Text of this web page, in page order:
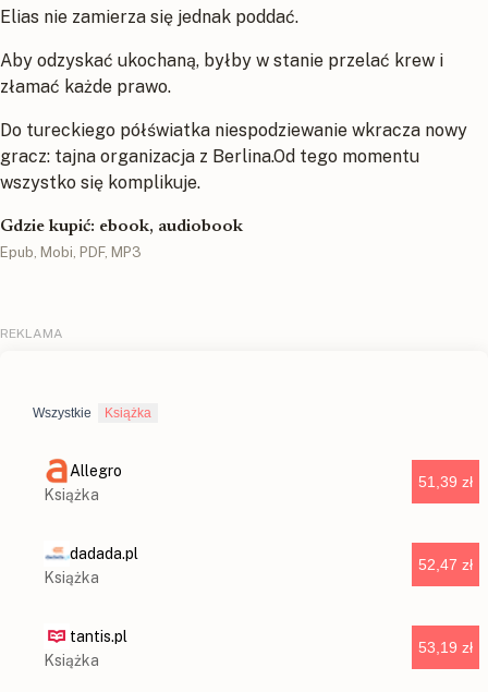
Elias nie zamierza się jednak poddać.
Aby odzyskać ukochaną, byłby w stanie przelać krew i
złamać każde prawo.
Do tureckiego półświatka niespodziewanie wkracza nowy
gracz: tajna organizacja z Berlina.Od tego momentu
wszystko się komplikuje.
Gdzie kupić: ebook, audiobook
Epub, Mobi, PDF, MP3